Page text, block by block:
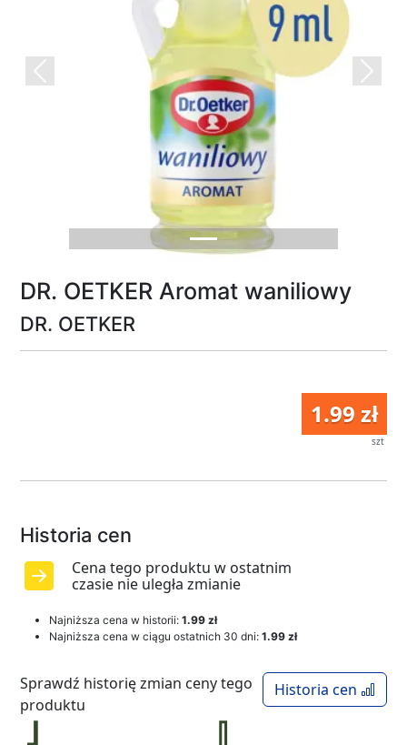
Previous Next
DR. OETKER Aromat waniliowy
DR. OETKER
1.99 zł
szt
Historia cen
Cena tego produktu w ostatnim
czasie nie uległa zmianie
Najniższa cena w historii: 1.99 zł
Najniższa cena w ciągu ostatnich 30 dni: 1.99 zł
Historia cen
Sprawdź historię zmian ceny tego
produktu